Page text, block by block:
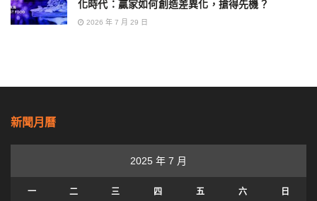
化時代：贏家如何創造差異化，搶得先機？
2026 年 7 月 29 日
新聞月曆
2025 年 7 月
一 二 三 四 五 六 日